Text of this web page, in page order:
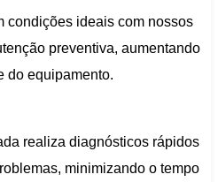
condições ideais com nossos
preventiva, aumentando
do equipamento.
realiza diagnósticos rápidos
minimizando o tempo